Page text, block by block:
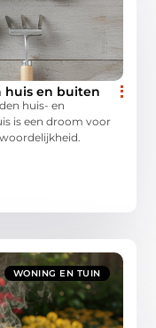
huis en buiten
huis- en
is een droom voor
WONING EN TUIN